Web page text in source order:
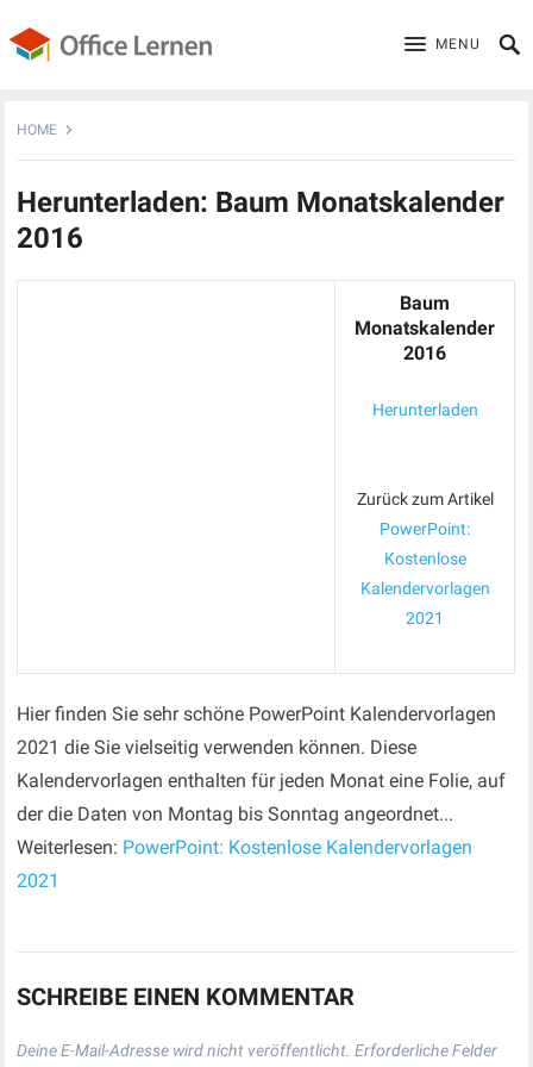
MENU
HOME
Herunterladen: Baum Monatskalender
2016
Baum
Monatskalender
2016
Herunterladen
Zurück zum Artikel
PowerPoint:
Kostenlose
Kalendervorlagen
2021
Hier finden Sie sehr schöne PowerPoint Kalendervorlagen
2021 die Sie vielseitig verwenden können. Diese
Kalendervorlagen enthalten für jeden Monat eine Folie, auf
der die Daten von Montag bis Sonntag angeordnet...
Weiterlesen: PowerPoint: Kostenlose Kalendervorlagen
2021
SCHREIBE EINEN KOMMENTAR
Deine E-Mail-Adresse wird nicht veröffentlicht. Erforderliche Felder